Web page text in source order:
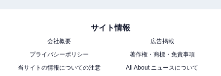
サイト情報
会社概要
広告掲載
プライバシーポリシー
著作権・商標・免責事項
当サイトの情報についての注意
All About ニュースについて